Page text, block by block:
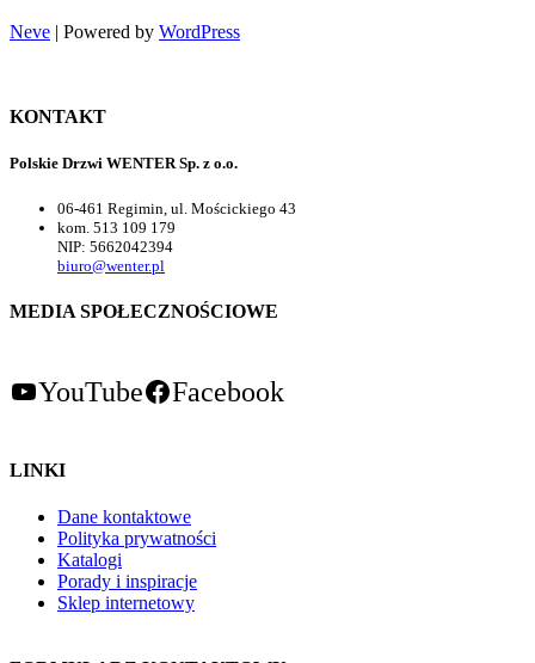
Neve | Powered by WordPress
KONTAKT
Polskie Drzwi WENTER Sp. z o.o.
06-461 Regimin, ul. Mościckiego 43
kom. 513 109 179
NIP: 5662042394
biuro@wenter.pl
MEDIA SPOŁECZNOŚCIOWE
YouTube Facebook
LINKI
Dane kontaktowe
Polityka prywatności
Katalogi
Porady i inspiracje
Sklep internetowy